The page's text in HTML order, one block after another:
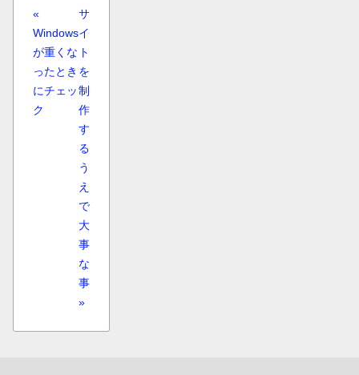
«
Windows
が重くな
ったとき
にチェッ
ク
サ
イ
ト
を
制
作
す
る
う
え
で
大
事
な
事
»